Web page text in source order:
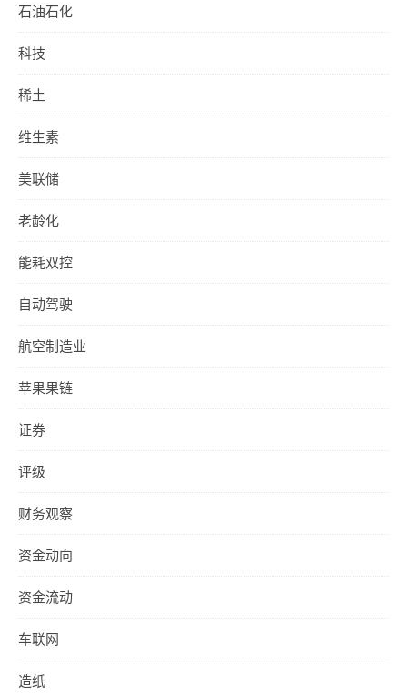
石油石化
科技
稀土
维生素
美联储
老龄化
能耗双控
自动驾驶
航空制造业
苹果果链
证券
评级
财务观察
资金动向
资金流动
车联网
造纸